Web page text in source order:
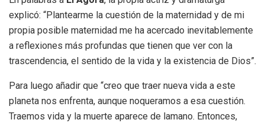
explicó: “Plantearme la cuestión de la maternidad y de mi
propia posible maternidad me ha acercado inevitablemente
a reflexiones más profundas que tienen que ver con la
trascendencia, el sentido de la vida y la existencia de Dios”.
Para luego añadir que “creo que traer nueva vida a este
planeta nos enfrenta, aunque noqueramos a esa cuestión.
Traemos vida y la muerte aparece de lamano. Entonces,